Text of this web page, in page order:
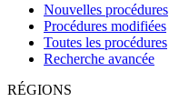
Nouvelles procédures
Procédures modifiées
Toutes les procédures
Recherche avancée
RÉGIONS